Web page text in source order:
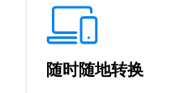
随时随地转换